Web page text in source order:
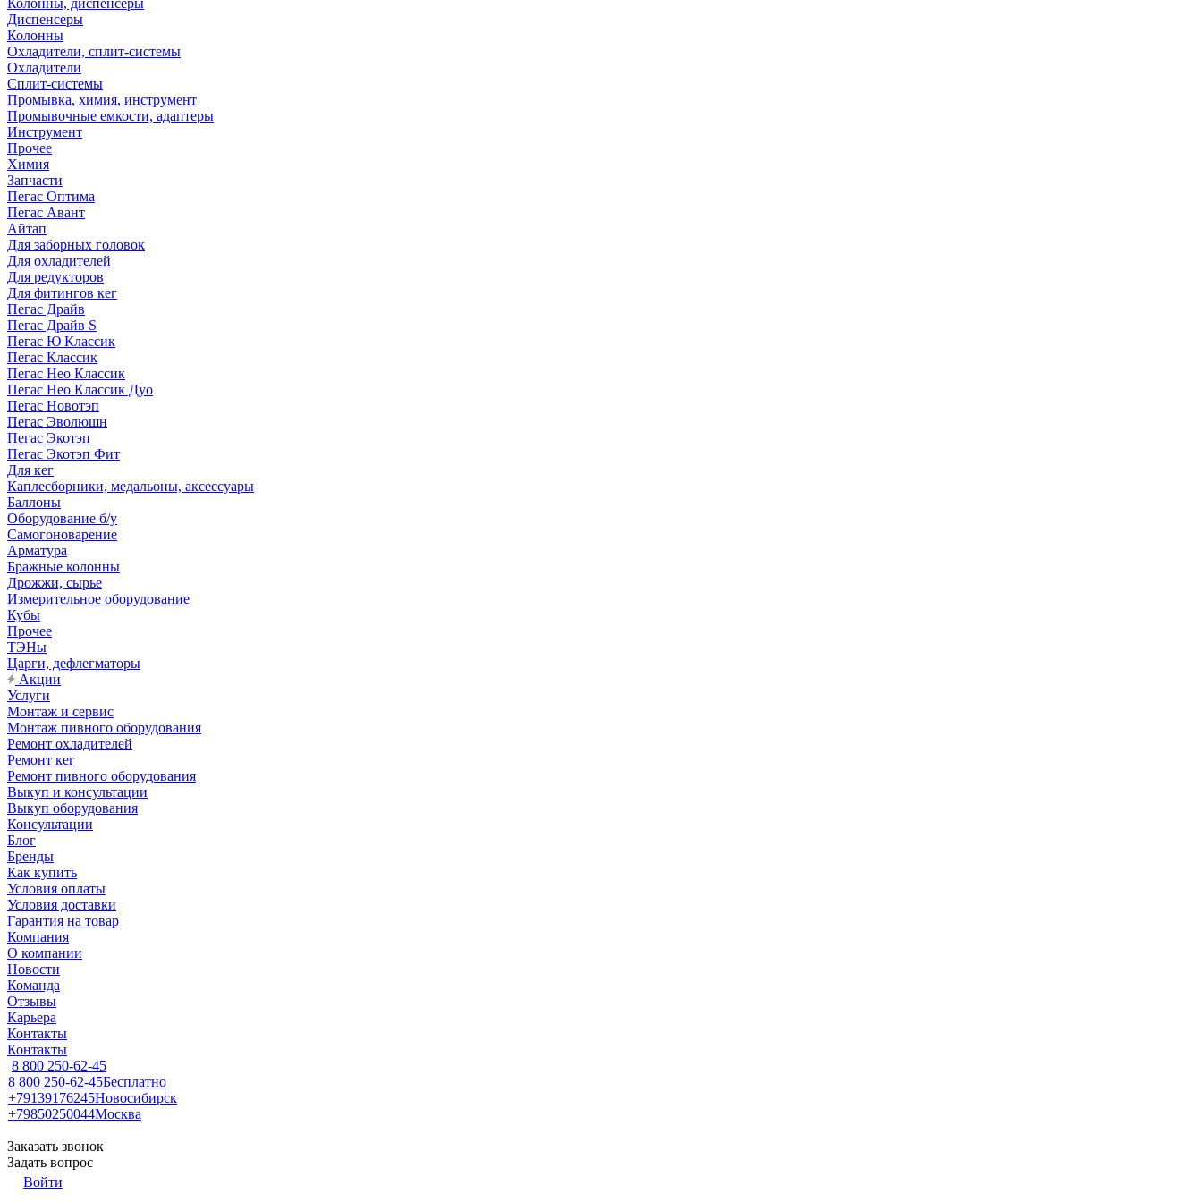
Колонны, диспенсеры
Диспенсеры
Колонны
Охладители, сплит-системы
Охладители
Сплит-системы
Промывка, химия, инструмент
Промывочные емкости, адаптеры
Инструмент
Прочее
Химия
Запчасти
Пегас Оптима
Пегас Авант
Айтап
Для заборных головок
Для охладителей
Для редукторов
Для фитингов кег
Пегас Драйв
Пегас Драйв S
Пегас Ю Классик
Пегас Классик
Пегас Нео Классик
Пегас Нео Классик Дуо
Пегас Новотэп
Пегас Эволюшн
Пегас Экотэп
Пегас Экотэп Фит
Для кег
Каплесборники, медальоны, аксессуары
Баллоны
Оборудование б/у
Самогоноварение
Арматура
Бражные колонны
Дрожжи, сырье
Измерительное оборудование
Кубы
Прочее
ТЭНы
Царги, дефлегматоры
Акции
Услуги
Монтаж и сервис
Монтаж пивного оборудования
Ремонт охладителей
Ремонт кег
Ремонт пивного оборудования
Выкуп и консультации
Выкуп оборудования
Консультации
Блог
Бренды
Как купить
Условия оплаты
Условия доставки
Гарантия на товар
Компания
О компании
Новости
Команда
Отзывы
Карьера
Контакты
Контакты
8 800 250-62-45
8 800 250-62-45Бесплатно
+79139176245Новосибирск
+79850250044Москва
Заказать звонок
Задать вопрос
Войти